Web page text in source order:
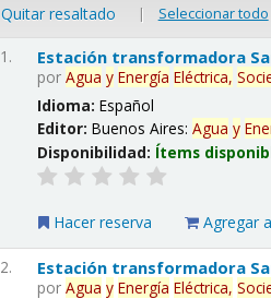
Quitar resaltado | Seleccionar todo
1. Estación transformadora
porAgua y Energía Eléctrica,
Idioma:Español
Editor:Buenos Aires:Agua y
Disponibilidad: Ítems
Hacer reserva Agregar
2. Estación transformadora
porAgua y Energía Eléctrica,